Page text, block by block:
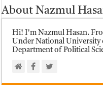
About Nazmul
Hi! I'm Nazmul Hasan.
Under National University
Department of Political